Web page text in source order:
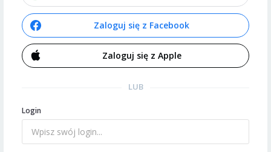
Zaloguj się z Facebook
Zaloguj się z Apple
LUB
Login